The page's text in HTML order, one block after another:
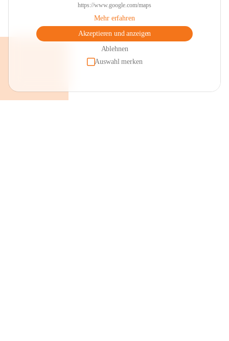
https://www.google.com/maps
Mehr erfahren
Akzeptieren und anzeigen
Ablehnen
Auswahl merken